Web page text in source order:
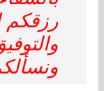
رزقكم